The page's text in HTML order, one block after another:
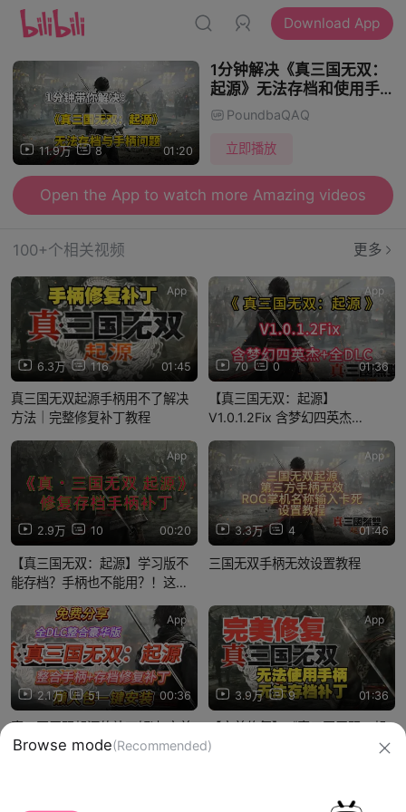
Download App
11.9万 8 01:20
1分钟解决《真三国无双：
起源》无法存档和使用手柄
问题！PoundbaQAQ
立即播放
Open the App to watch more Amazing videos
100+个相关视频 更多
6.3万 116 01:45
App
真三国无双起源手柄用不了解决
方法｜完整修复补丁教程
70 0 01:36
App
【真三国无双：起源】
V1.0.1.2Fix 含梦幻四英杰
+全DLC+风灵月影+支持手柄！
无偿！零基础直接玩！！！
2.9万 10 00:20
App
【真三国无双：起源】学习版不
能存档？手柄也不能用？！这条
3.3万 4 01:46
App
三国无双手柄无效设置教程
2.1万 51 00:36
App
真三国无双起源的补丁解决,完美
解决了游戏不能存档以及手柄无
3.9万 9 01:36
App
【完美修复】《真三国无双：起
源》无法存档以及无法使用修复
Browse mode(Recommended)